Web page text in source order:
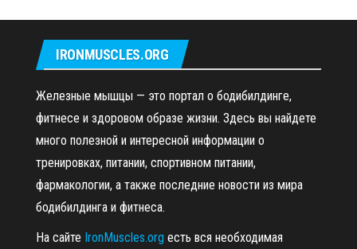
IRONMUSCLES.ORG
Железные мышцы — это портал о бодибилдинге,
фитнесе и здоровом образе жизни. Здесь вы найдете
много полезной и интересной информации о
тренировках, питании, спортивном питании,
фармакологии, а также последние новости из мира
бодибилдинга и фитнеса.
На сайте IronMuscles.org есть вся необходимая